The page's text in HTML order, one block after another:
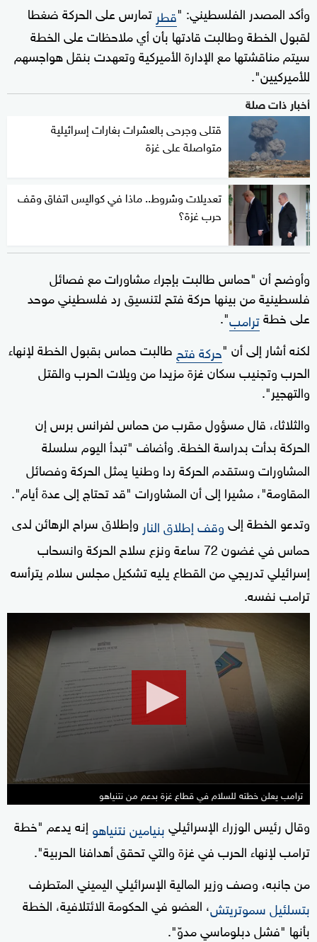
وأكد المصدر الفلسطيني: "قطر تمارس على الحركة ضغطا
لقبول الخطة وطالبت قادتها بأن أي ملاحظات على الخطة
سيتم مناقشتها مع الإدارة الأميركية وتعهدت بنقل هواجسهم
للأميركيين".
أخبار ذات صلة
قتلى وجرحى بالعشرات بغارات إسرائيلية
متواصلة على غزة
تعديلات وشروط.. ماذا في كواليس اتفاق وقف
حرب غزة؟
وأوضح أن "حماس طالبت بإجراء مشاورات مع فصائل
فلسطينية من بينها حركة فتح لتنسيق رد فلسطيني موحد
على خطةترامب".
لكنه أشار إلى أن "حركة فتح طالبت حماس بقبول الخطة لإنهاء
الحرب وتجنيب سكان غزة مزيدا من ويلات الحرب والقتل
والتهجير".
والثلاثاء، قال مسؤول مقرب من حماس لفرانس برس إن
الحركة بدأت بدراسة الخطة. وأضاف "تبدأ اليوم سلسلة
المشاورات وستقدم الحركة ردا وطنيا يمثل الحركة وفصائل
المقاومة"، مشيرا إلى أن المشاورات "قد تحتاج إلى عدة أيام".
وتدعو الخطة إلىوقف إطلاق النار وإطلاق سراح الرهائن لدى
حماس في غضون 72 ساعة ونزع سلاح الحركة وانسحاب
إسرائيلي تدريجي من القطاع يليه تشكيل مجلس سلام يترأسه
ترامب نفسه.
seconds
of
minutes,
seconds
ترامب يعلن خطته للسلام في قطاع غزة بدعم من نتنياهو
وقال رئيس الوزراء الإسرائيليبنيامين نتنياهو إنه يدعم "خطة
ترامبلإنهاء الحرب في غزة والتي تحقق أهدافنا الحربية".
من جانبه، وصف وزير المالية الإسرائيلي اليميني المتطرف
بتسلئيل سموتريتش، العضو في الحكومة الائتلافية، الخطة
بأنها "فشل دبلوماسي مدوّ".